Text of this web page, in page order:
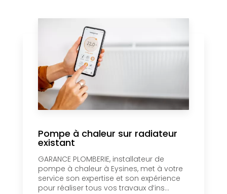
Pompe à chaleur sur radiateur
existant
GARANCE PLOMBERIE, installateur de
pompe à chaleur à Eysines, met à votre
service son expertise et son expérience
pour réaliser tous vos travaux d’ins...